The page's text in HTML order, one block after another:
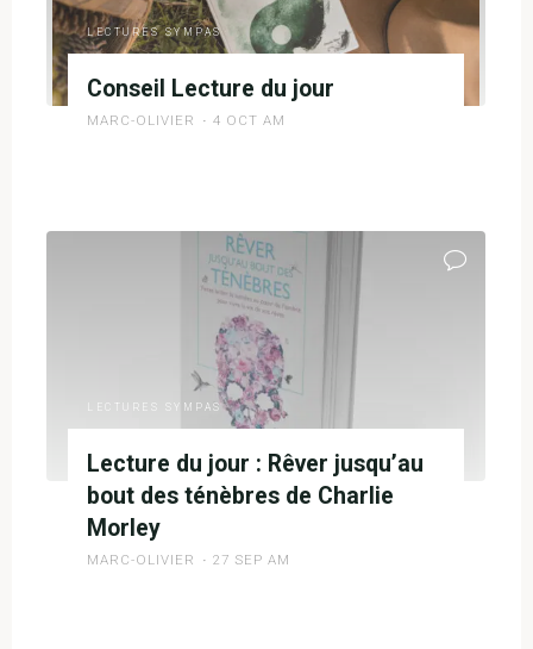
à
sa
vie
»
Frankl"
LECTURES SYMPAS
Conseil Lecture du jour
MARC-OLIVIER 4 OCT AM
du
LECTURES SYMPAS
Lecture du jour : Rêver jusqu’au
bout des ténèbres de Charlie
Morley
MARC-OLIVIER 27 SEP AM